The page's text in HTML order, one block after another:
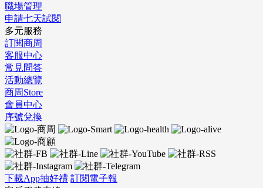
職場管理
申請七天試閱
多元服務
訂閱商周
客服中心
常見問答
活動總覽
商周Store
會員中心
序號兌換
下載App抽好禮 訂閱電子報